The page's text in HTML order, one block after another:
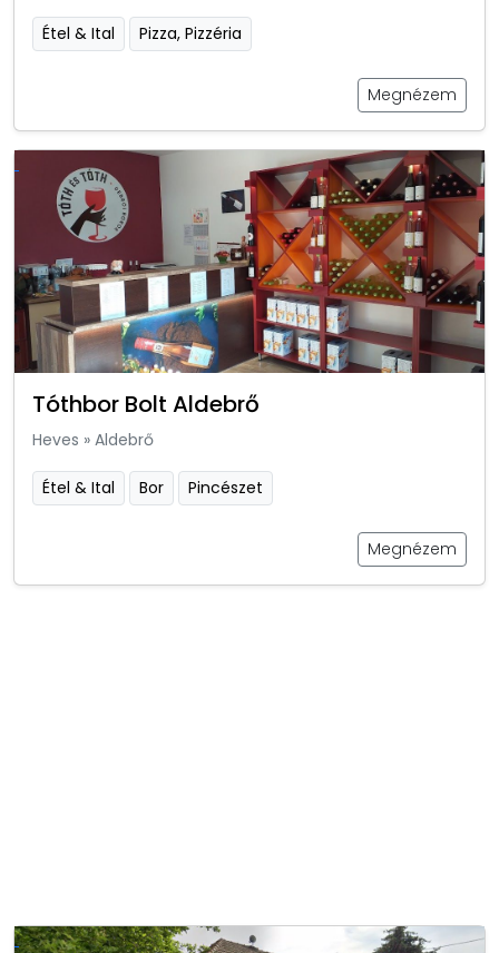
Étel & Ital Pizza, Pizzéria
Megnézem
Tóthbor Bolt Aldebrő
Heves » Aldebrő
Étel & Ital Bor Pincészet
Megnézem